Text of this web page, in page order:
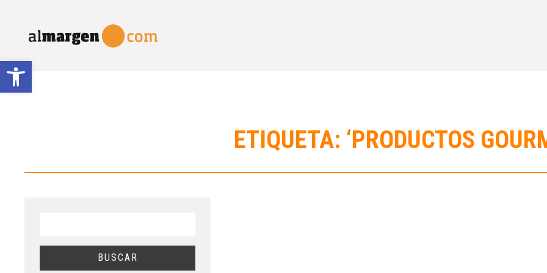
Abrir barra de herramientas
ETIQUETA: ‘PRODUCTOS